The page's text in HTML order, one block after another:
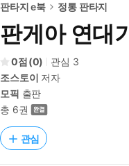
판타지 e북 정통 판타지
판게아 연대
0 (0) 관심 3
조스토이 저자
모픽 출판
총 6권
관심